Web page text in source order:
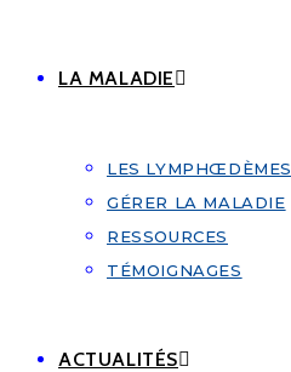
LA MALADIE
LES LYMPHŒDÈMES
GÉRER LA MALADIE
RESSOURCES
TÉMOIGNAGES
ACTUALITÉS